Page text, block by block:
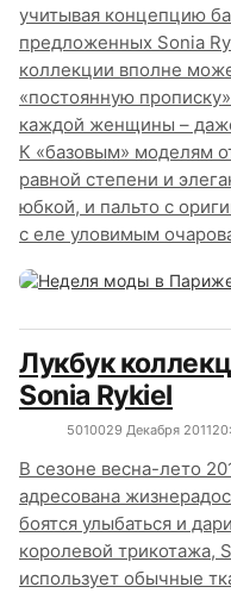
учитывая концепцию
предложенных Sonia
коллекции вполне
«постоянную
каждой женщины –
К «базовым» моделям
равной степени и
юбкой, и пальто с
с еле уловимым
Лукбук
Sonia Rykiel
5010029 Декабря 2011
В сезоне весна-лето
адресована
боятся улыбаться и
королевой трикотажа,
использует обычные